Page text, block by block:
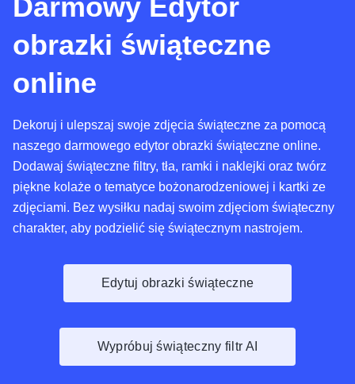
Darmowy Edytor
obrazki świąteczne
online
Dekoruj i ulepszaj swoje zdjęcia świąteczne za pomocą
naszego darmowego edytor obrazki świąteczne online.
Dodawaj świąteczne filtry, tła, ramki i naklejki oraz twórz
piękne kolaże o tematyce bożonarodzeniowej i kartki ze
zdjęciami. Bez wysiłku nadaj swoim zdjęciom świąteczny
charakter, aby podzielić się świątecznym nastrojem.
Edytuj obrazki świąteczne
Wypróbuj świąteczny filtr AI